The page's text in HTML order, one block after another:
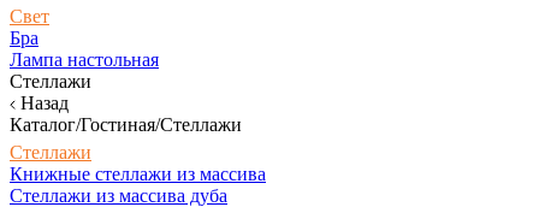
Свет
Бра
Лампа настольная
Стеллажи
Назад
Каталог/Гостиная/Стеллажи
Стеллажи
Книжные стеллажи из массива
Стеллажи из массива дуба